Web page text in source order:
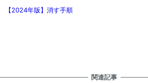
【2024年版】消す手順
関連記事